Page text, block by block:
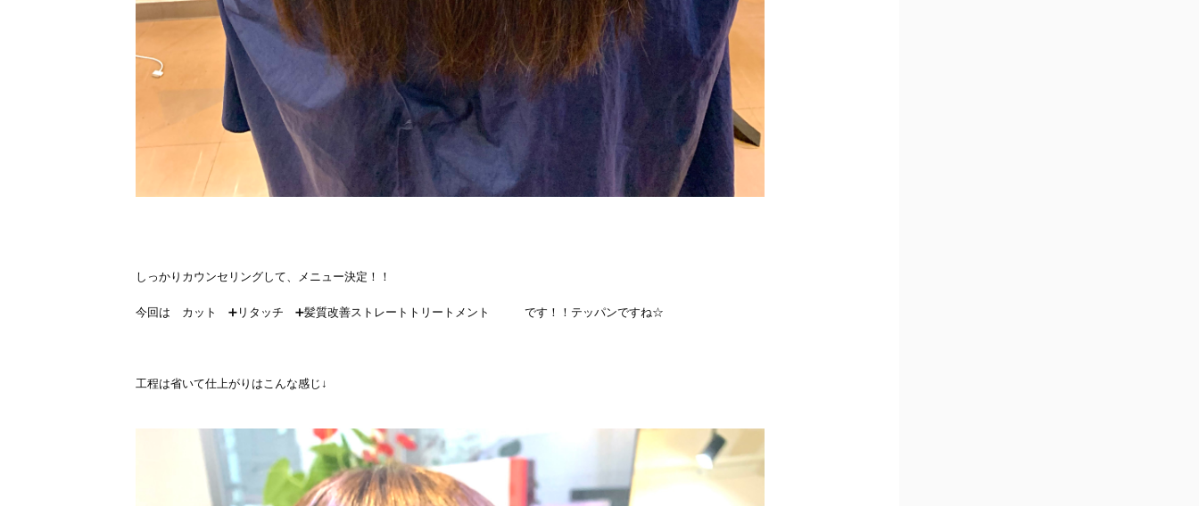
しっかりカウンセリングして、メニュー決定！！
今回は カット ➕リタッチ ➕髪質改善ストレートトリートメント です！！テッパンですね☆
工程は省いて仕上がりはこんな感じ↓